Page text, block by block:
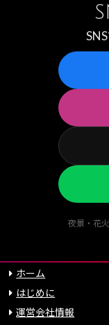
夜景・花
ホーム
はじめに
運営会社情報